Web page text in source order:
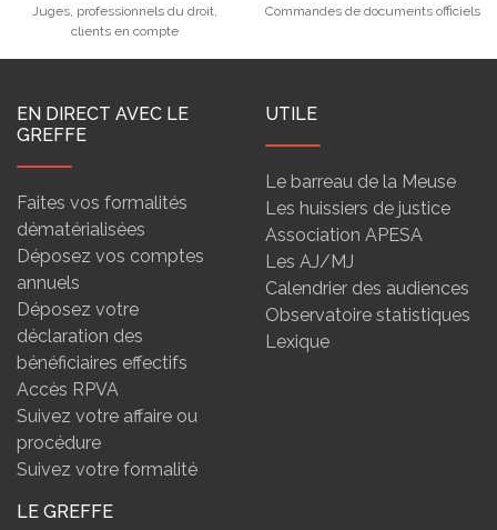
Juges, professionnels du droit,
clients en compte
Commandes de documents officiels
EN DIRECT AVEC LE
GREFFE
Faites vos formalités
dématérialisées
Déposez vos comptes
annuels
Déposez votre
déclaration des
bénéficiaires effectifs
Accès RPVA
Suivez votre affaire ou
procédure
Suivez votre formalité
UTILE
Le barreau de la Meuse
Les huissiers de justice
Association APESA
Les AJ/MJ
Calendrier des audiences
Observatoire statistiques
Lexique
LE GREFFE